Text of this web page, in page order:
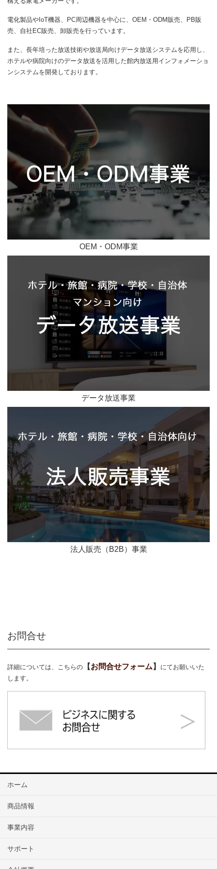
電化製品やIoT機器、PC周辺機器を中心に、OEM・ODM販売、PB販
売、自社EC販売、卸販売を行っています。
また、長年培った放送技術や放送局向けデータ放送システムを応用し、
ホテルや病院向けのデータ放送を活用した館内放送用インフォメーショ
ンシステムを開発しております。
OEM・ODM事業
データ放送事業
法人販売（B2B）事業
お問合せ
詳細については、こちらの 【お問合せフォーム 】
にてお願いいた
します。
ホーム
商品情報
事業内容
サポート